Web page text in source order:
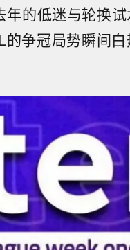
的低迷与轮换
争冠局势瞬间